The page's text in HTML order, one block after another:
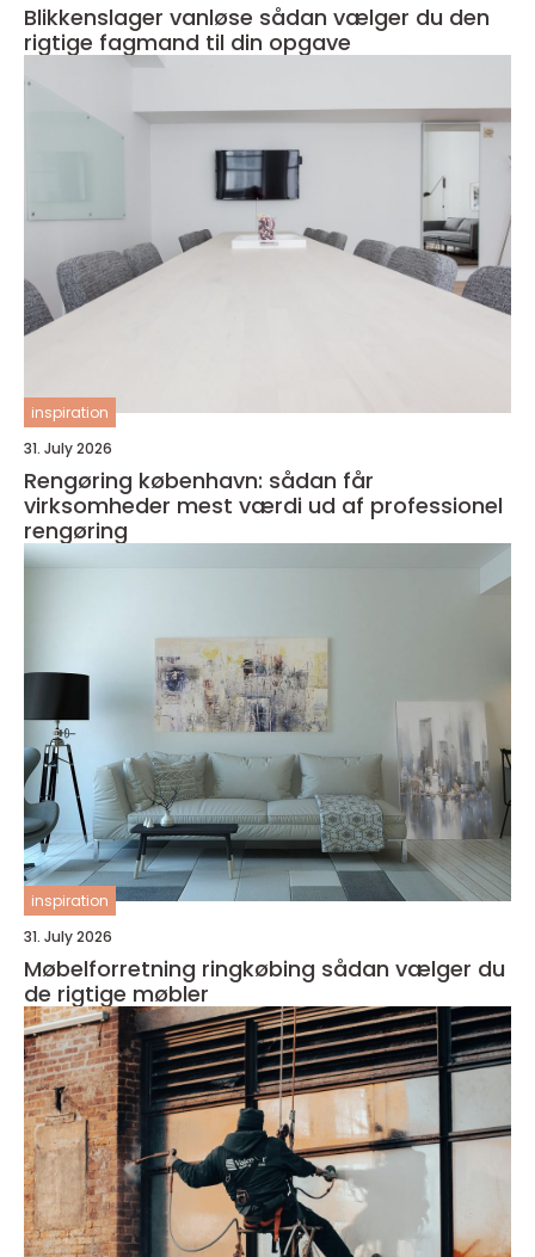
Blikkenslager vanløse sådan vælger du den
rigtige fagmand til din opgave
inspiration
31. July 2026
Rengøring københavn: sådan får
virksomheder mest værdi ud af professionel
rengøring
inspiration
31. July 2026
Møbelforretning ringkøbing sådan vælger du
de rigtige møbler